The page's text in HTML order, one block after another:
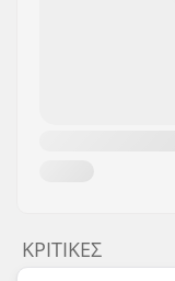
ΚΡΙΤΙΚΈΣ